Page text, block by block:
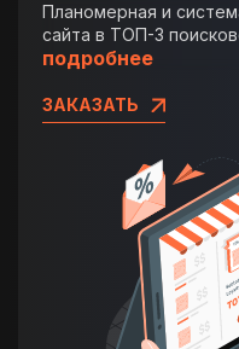
Планомерная и
сайта в ТОП-3
подробнее
ЗАКАЗАТЬ